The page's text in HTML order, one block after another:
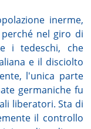
inerme,
nel giro di
i tedeschi, che
e il disciolto
l'unica parte
germaniche fu
liberatori. Sta di
il controllo